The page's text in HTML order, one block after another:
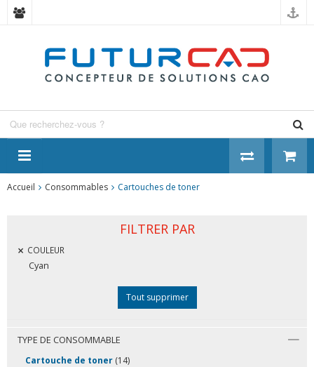
Accueil Consommables Cartouches de toner
FILTRER PAR
COULEUR
Cyan
Tout supprimer
TYPE DE CONSOMMABLE
Cartouche de toner (14)
Panneau de gestion des cookies